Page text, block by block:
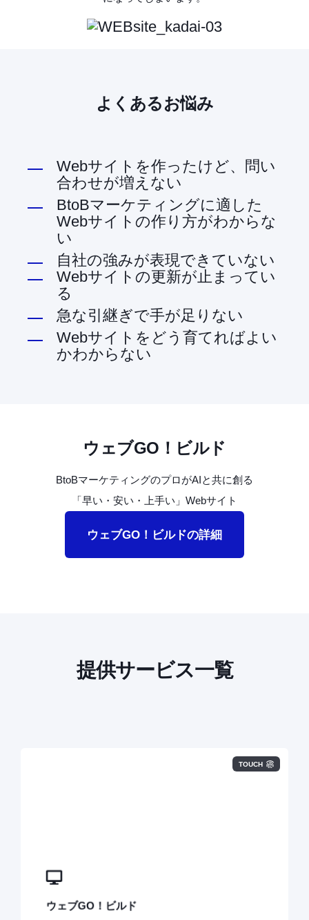
よくあるお悩み
Webサイトを作ったけど、問い
合わせが増えない
BtoBマーケティングに適した
Webサイトの作り方がわからな
い
自社の強みが表現できていない
Webサイトの更新が止まってい
る
急な引継ぎで手が足りない
Webサイトをどう育てればよい
かわからない
ウェブGO！ビルド
BtoBマーケティングのプロがAIと共に創る
「早い・安い・上手い」 Webサイト
ウェブGO！ビルドの詳細
提供サービス一覧
TOUCH
ウェブGO！ビルド
イノーバのWebサイト制作は単にサイトリニューアルを
行うものではなく”集客から見込み客の獲得や商談の創